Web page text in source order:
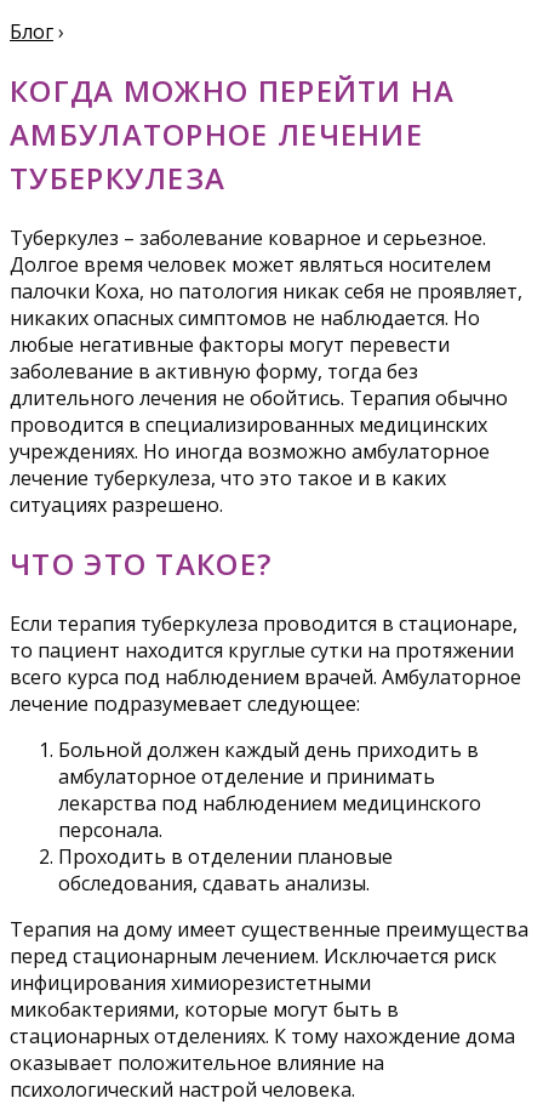
Блог›
КОГДА МОЖНО ПЕРЕЙТИ НА
АМБУЛАТОРНОЕ ЛЕЧЕНИЕ
ТУБЕРКУЛЕЗА
Туберкулез – заболевание коварное и серьезное.
Долгое время человек может являться носителем
палочки Коха, но патология никак себя не проявляет,
никаких опасных симптомов не наблюдается. Но
любые негативные факторы могут перевести
заболевание в активную форму, тогда без
длительного лечения не обойтись. Терапия обычно
проводится в специализированных медицинских
учреждениях. Но иногда возможно амбулаторное
лечение туберкулеза, что это такое и в каких
ситуациях разрешено.
ЧТО ЭТО ТАКОЕ?
Если терапия туберкулеза проводится в стационаре,
то пациент находится круглые сутки на протяжении
всего курса под наблюдением врачей. Амбулаторное
лечение подразумевает следующее:
Больной должен каждый день приходить в
амбулаторное отделение и принимать
лекарства под наблюдением медицинского
персонала.
Проходить в отделении плановые
обследования, сдавать анализы.
Терапия на дому имеет существенные преимущества
перед стационарным лечением. Исключается риск
инфицирования химиорезистетными
микобактериями, которые могут быть в
стационарных отделениях. К тому нахождение дома
оказывает положительное влияние на
психологический настрой человека.